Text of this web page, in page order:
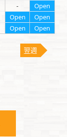
-
Open
Open
Open
Open Open
翌週